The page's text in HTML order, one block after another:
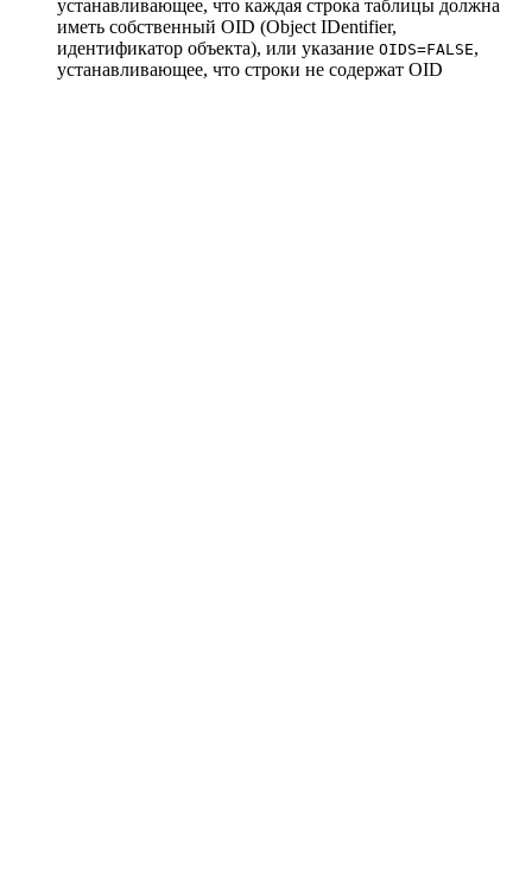
устанавливающее, что каждая строка таблицы должна
иметь собственный OID (Object IDentifier,
идентификатор объекта), или указание OIDS=FALSE,
устанавливающее, что строки не содержат OID